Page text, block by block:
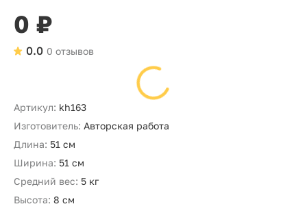
0 ₽
0 отзывов
0.0
Артикул: kh163
Изготовитель: Авторская работа
Длина: 51 см
Ширина: 51 см
Средний вес: 5 кг
Высота: 8 см